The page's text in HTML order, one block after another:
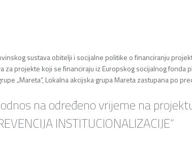
sustava obitelji i socijalne politike o financiranju
projekte koji se financiraju iz Europskog socijalnog
„Mareta“, Lokalna akcijska grupa Mareta zastupana po
na određeno vrijeme na
INSTITUCIONALIZACIJE“